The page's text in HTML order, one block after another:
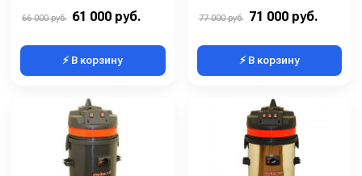
66 000 руб. 61 000 руб.
⚡ В корзину
77 000 руб. 71 000 руб.
⚡ В корзину